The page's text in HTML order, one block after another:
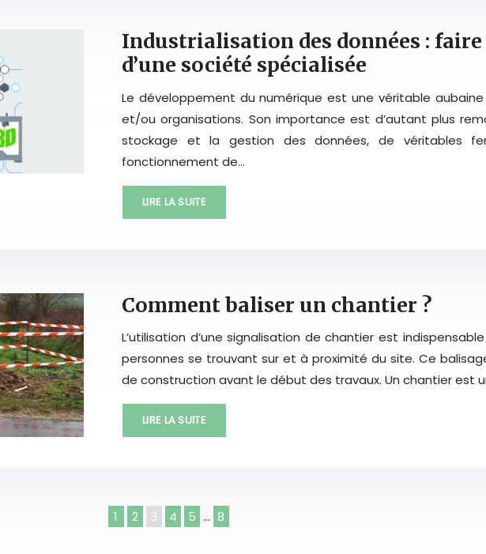
Industrialisation des données : faire
d’une société spécialisée
Le développement du numérique est une véritable
et/ou organisations. Son importance est d’autant plus
stockage et la gestion des données, de véritables
fonctionnement de…
LIRE LA SUITE
Comment baliser un chantier ?
L’utilisation d’une signalisation de chantier est
personnes se trouvant sur et à proximité du site. Ce
de construction avant le début des travaux. Un chantier est
LIRE LA SUITE
1 2 3 4 5 … 8